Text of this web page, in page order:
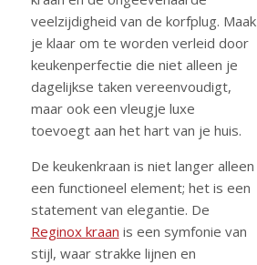
veelzijdigheid van de korfplug. Maak
je klaar om te worden verleid door
keukenperfectie die niet alleen je
dagelijkse taken vereenvoudigt,
maar ook een vleugje luxe
toevoegt aan het hart van je huis.
De keukenkraan is niet langer alleen
een functioneel element; het is een
statement van elegantie. De
Reginox kraan is een symfonie van
stijl, waar strakke lijnen en